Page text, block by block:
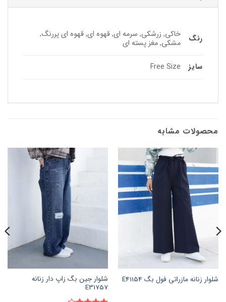
رنگ خاکی, زرشکی, سرمه ای, قهوه ای, قهوه ای پررنگ,
مشکی, مغز پسته ای
سایز Free Size
محصولات مشابه
شلوار زنانه مازراتی فول بگ E41154
شلوار جین بگ زاپ دار زنانه
E31757